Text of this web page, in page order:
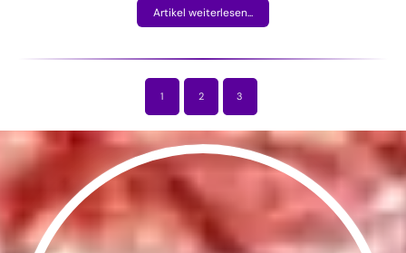
Artikel weiterlesen...
1 2 3